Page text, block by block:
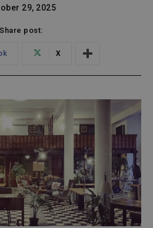
29, 2025
Share post:
X